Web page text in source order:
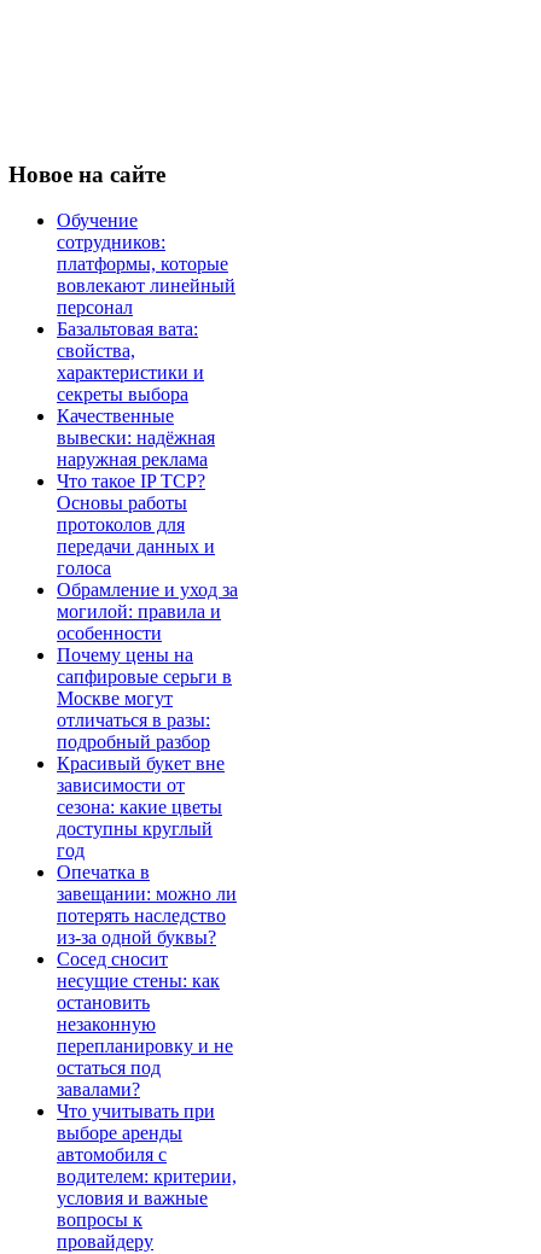
Новое на сайте
Обучение
сотрудников:
платформы, которые
вовлекают линейный
персонал
Базальтовая вата:
свойства,
характеристики и
секреты выбора
Качественные
вывески: надёжная
наружная реклама
Что такое IP TCP?
Основы работы
протоколов для
передачи данных и
голоса
Обрамление и уход за
могилой: правила и
особенности
Почему цены на
сапфировые серьги в
Москве могут
отличаться в разы:
подробный разбор
Красивый букет вне
зависимости от
сезона: какие цветы
доступны круглый
год
Опечатка в
завещании: можно ли
потерять наследство
из-за одной буквы?
Сосед сносит
несущие стены: как
остановить
незаконную
перепланировку и не
остаться под
завалами?
Что учитывать при
выборе аренды
автомобиля с
водителем: критерии,
условия и важные
вопросы к
провайдеру